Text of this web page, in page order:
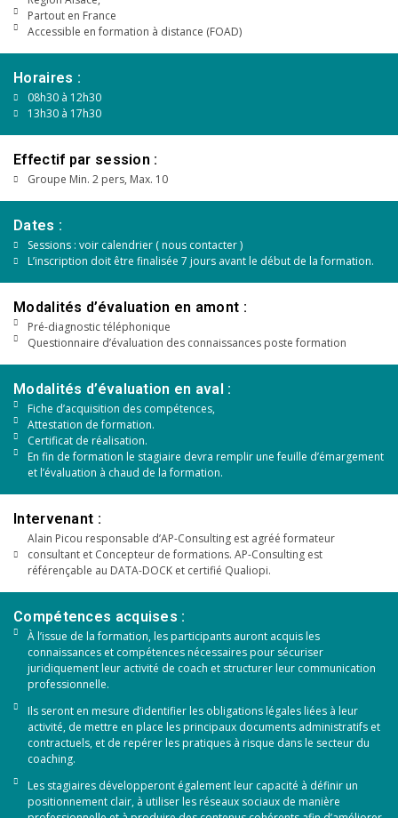
Partout en France
Accessible en formation à distance (FOAD)
Horaires :
08h30 à 12h30
13h30 à 17h30
Effectif par session :
Groupe Min. 2 pers, Max. 10
Dates :
Sessions : voir calendrier ( nous contacter )
L’inscription doit être finalisée 7 jours avant le début de la formation.
Modalités d’évaluation en amont :
Pré-diagnostic téléphonique
Questionnaire d’évaluation des connaissances poste formation
Modalités d’évaluation en aval :
Fiche d’acquisition des compétences,
Attestation de formation.
Certificat de réalisation.
En fin de formation le stagiaire devra remplir une feuille d’émargement
et l’évaluation à chaud de la formation.
Intervenant :
Alain Picou responsable d’AP-Consulting est agréé formateur
consultant et Concepteur de formations. AP-Consulting est
référençable au DATA-DOCK et certifié Qualiopi.
Compétences acquises :
À l’issue de la formation, les participants auront acquis les
connaissances et compétences nécessaires pour sécuriser
juridiquement leur activité de coach et structurer leur communication
professionnelle.
Ils seront en mesure d’identifier les obligations légales liées à leur
activité, de mettre en place les principaux documents administratifs et
contractuels, et de repérer les pratiques à risque dans le secteur du
coaching.
Les stagiaires développeront également leur capacité à définir un
positionnement clair, à utiliser les réseaux sociaux de manière